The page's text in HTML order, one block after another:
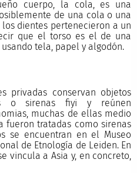
cuerpo, la cola, es una
de una cola o una
dientes pertenecieron a un
que el torso es el de una
tela, papel y algodón.
privadas conservan objetos
o sirenas fiyi y reúnen
muchas de ellas medio
fueron tratadas como sirenas
se encuentran en el Museo
de Etnología de Leiden. En
vincula a Asia y, en concreto,